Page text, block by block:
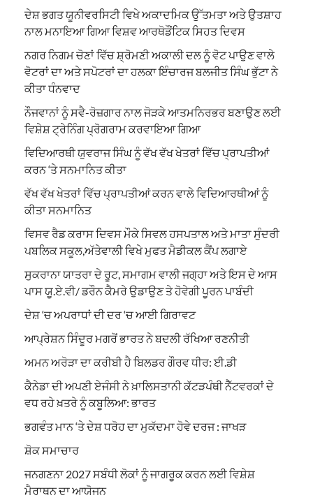
ਦੇਸ਼ ਭਗਤ ਯੂਨੀਵਰਸਿਟੀ ਵਿਖੇ ਅਕਾਦਮਿਕ ਉੱਤਮਤਾ ਅਤੇ ਉਤਸ਼ਾਹ
ਨਾਲ ਮਨਾਇਆ ਗਿਆ ਵਿਸ਼ਵ ਆਰਥੋਡੌਂਟਿਕ ਸਿਹਤ ਦਿਵਸ
ਨਗਰ ਨਿਗਮ ਚੋਣਾਂ ਵਿੱਚ ਸ਼੍ਰੋਮਣੀ ਅਕਾਲੀ ਦਲ ਨੂੰ ਵੋਟ ਪਾਉਣ ਵਾਲੇ
ਵੋਟਰਾਂ ਦਾ ਅਤੇ ਸਪੋਟਰਾਂ ਦਾ ਹਲਕਾ ਇੰਚਾਰਜ ਬਲਜੀਤ ਸਿੰਘ ਭੁੱਟਾ ਨੇ
ਕੀਤਾ ਧੰਨਵਾਦ
ਨੌਜਵਾਨਾਂ ਨੂੰ ਸਵੈ-ਰੋਜ਼ਗਾਰ ਨਾਲ ਜੋੜਕੇ ਆਤਮਨਿਰਭਰ ਬਣਾਉਣ ਲਈ
ਵਿਸ਼ੇਸ਼ ਟ੍ਰੇਨਿੰਗ ਪ੍ਰੋਗਰਾਮ ਕਰਵਾਇਆ ਗਿਆ
ਵਿਦਿਆਰਥੀ ਯੁਵਰਾਜ ਸਿੰਘ ਨੂੰ ਵੱਖ ਵੱਖ ਖੇਤਰਾਂ ਵਿੱਚ ਪ੍ਰਾਪਤੀਆਂ
ਕਰਨ ‘ਤੇ ਸਨਮਾਨਿਤ ਕੀਤਾ
ਵੱਖ ਵੱਖ ਖੇਤਰਾਂ ਵਿੱਚ ਪ੍ਰਾਪਤੀਆਂ ਕਰਨ ਵਾਲੇ ਵਿਦਿਆਰਥੀਆਂ ਨੂੰ
ਕੀਤਾ ਸਨਮਾਨਿਤ
ਵਿਸਵ ਰੈਡ ਕਰਾਸ ਦਿਵਸ ਮੌਕੇ ਸਿਵਲ ਹਸਪਤਾਲ ਅਤੇ ਮਾਤਾ ਸੁੰਦਰੀ
ਪਬਲਿਕ ਸਕੂਲ,ਅੱਤੇਵਾਲੀ ਵਿਖੇ ਮੁਫਤ ਮੈਡੀਕਲ ਕੈਂਪ ਲਗਾਏ
ਸੁਕਰਾਨਾ ਯਾਤਰਾ ਦੇ ਰੂਟ, ਸਮਾਗਮ ਵਾਲੀ ਜਗ੍ਹਾ ਅਤੇ ਇਸ ਦੇ ਆਸ
ਪਾਸ ਯੂ.ਏ.ਵੀ/ ਡਰੌਨ ਕੈਮਰੇ ਉਡਾਉਣ ਤੇ ਹੋਵੇਗੀ ਪੂਰਨ ਪਾਬੰਦੀ
ਦੇਸ਼ ‘ਚ ਅਪਰਾਧਾਂ ਦੀ ਦਰ ‘ਚ ਆਈ ਗਿਰਾਵਟ
ਆਪ੍ਰੇਸ਼ਨ ਸਿੰਦੂਰ ਮਗਰੋਂ ਭਾਰਤ ਨੇ ਬਦਲੀ ਰੱਖਿਆ ਰਣਨੀਤੀ
ਅਮਨ ਅਰੋੜਾ ਦਾ ਕਰੀਬੀ ਹੈ ਬਿਲਡਰ ਗੌਰਵ ਧੀਰ: ਈ.ਡੀ
ਕੈਨੇਡਾ ਦੀ ਅਪਣੀ ਏਜੰਸੀ ਨੇ ਖ਼ਾਲਿਸਤਾਨੀ ਕੱਟੜਪੰਥੀ ਨੈੱਟਵਰਕਾਂ ਦੇ
ਵਧ ਰਹੇ ਖ਼ਤਰੇ ਨੂੰ ਕਬੂਲਿਆ: ਭਾਰਤ
ਭਗਵੰਤ ਮਾਨ ‘ਤੇ ਦੇਸ਼ ਧਰੋਹ ਦਾ ਮੁਕੱਦਮਾ ਹੋਵੇ ਦਰਜ : ਜਾਖੜ
ਸ਼ੋਕ ਸਮਾਚਾਰ
ਜਨਗਣਨਾ 2027 ਸਬੰਧੀ ਲੋਕਾਂ ਨੂੰ ਜਾਗਰੂਕ ਕਰਨ ਲਈ ਵਿਸ਼ੇਸ਼
ਮੈਰਾਥਨ ਦਾ ਆਯੋਜਨ